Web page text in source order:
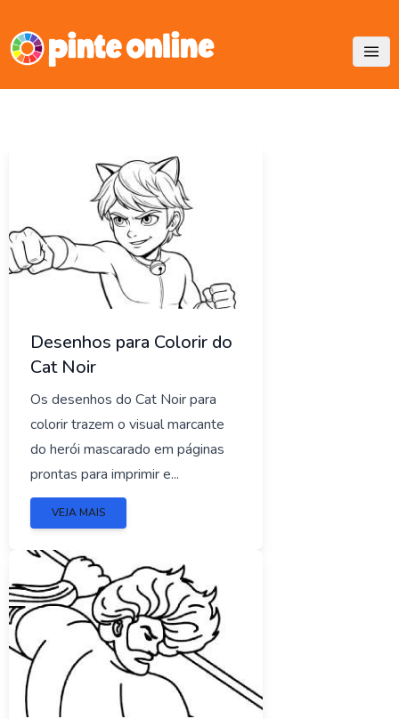
content
Desenhos para Colorir do
Cat Noir
Os desenhos do Cat Noir para
colorir trazem o visual marcante
do herói mascarado em páginas
prontas para imprimir e...
VEJA MAIS